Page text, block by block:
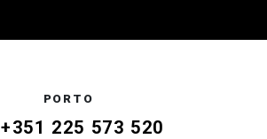
PORTO
+351 225 573 520